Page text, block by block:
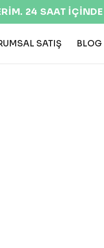
ÜRÜNLER 🌍
SATIŞ BLOG